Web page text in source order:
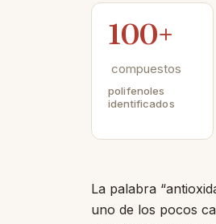
100+
compuestos
polifenoles
identificados
La palabra
uno de los pocos